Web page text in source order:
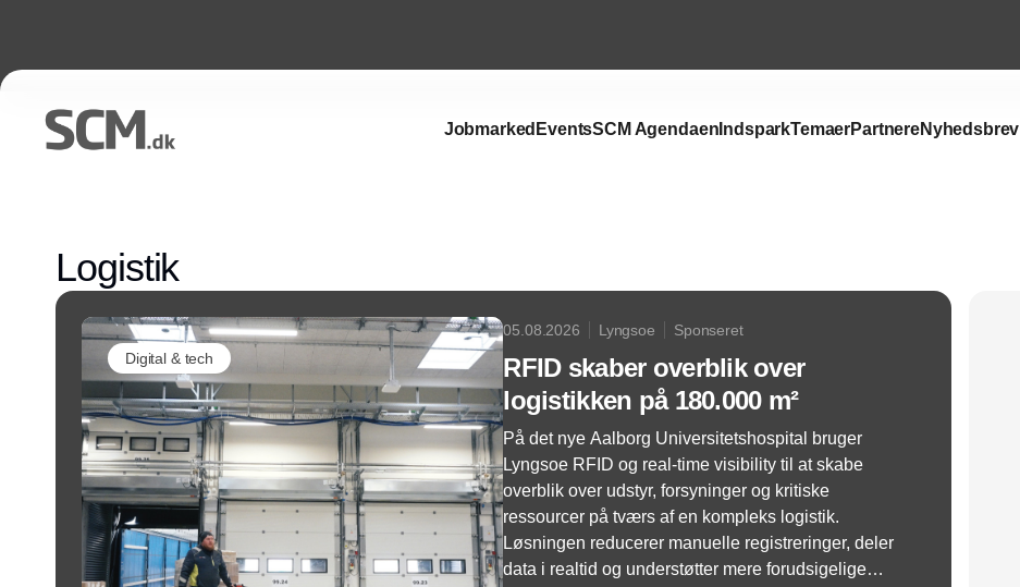
Jobmarked EventsSCM Agendaen IndsparkTemaerPartnereNyhedsbrev
Logistik
Digital & tech
05.08.2026 Lyngsoe Sponseret
RFID skaber overblik over
logistikken på 180.000 m²
På det nye Aalborg Universitetshospital bruger
Lyngsoe RFID og real-time visibility til at skabe
overblik over udstyr, forsyninger og kritiske
ressourcer på tværs af en kompleks logistik.
Løsningen reducerer manuelle registreringer, deler
data i realtid og understøtter mere forudsigelige